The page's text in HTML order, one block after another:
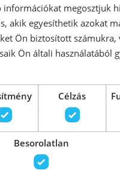
IPA két
cm,
információkat megosztjuk
akik egyesíthetik azokat
Ön biztosított számukra,
Ön általi használatából
Célzás
Besorolatlan